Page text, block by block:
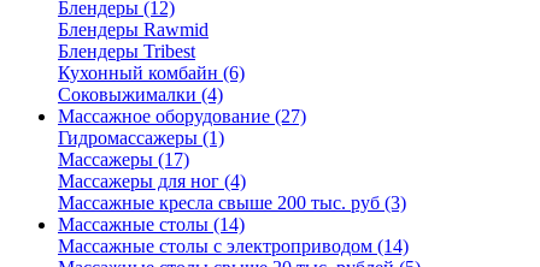
Блендеры (12)
Блендеры Rawmid
Блендеры Tribest
Кухонный комбайн (6)
Соковыжималки (4)
Массажное оборудование (27)
Гидромассажеры (1)
Массажеры (17)
Массажеры для ног (4)
Массажные кресла свыше 200 тыс. руб (3)
Массажные столы (14)
Массажные столы с электроприводом (14)